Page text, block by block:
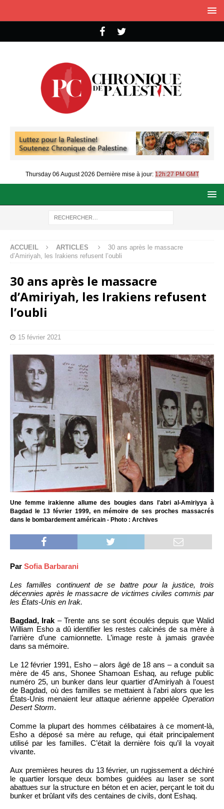
Thursday 06 August 2026 Dernière mise à jour: 12h:27 PM GMT
ACCUEIL ARTICLES
30 ans après le massacre
d’Amiriyah, les Irakiens refusent l’oubli
30 ans après le massacre
d’Amiriyah, les Irakiens refusent
l’oubli
15 février 2021
Une femme irakienne allume des bougies dans l'abri al-Amiriyya à
Bagdad le 13 février 1999, en mémoire de ses proches massacrés
dans le bombardement américain - Photo : Archives
Par Sofia Barbarani
Les familles continuent de se battre pour la justice, trois
décennies après le massacre de victimes civiles commis par
les États-Unis en Irak.
Bagdad, Irak – Trente ans se sont écoulés depuis que Walid
William Esho a dû identifier les restes calcinés de sa mère à
l’arrière d’une camionnette. L’image reste à jamais gravée
dans sa mémoire.
Le 12 février 1991, Esho – alors âgé de 18 ans – a conduit sa
mère de 45 ans, Shonee Shamoan Eshaq, au refuge public
numéro 25, un bunker dans leur quartier d’Amiriyah à l’ouest
de Bagdad, où des familles se mettaient à l’abri alors que les
États-Unis menaient leur attaque aérienne appelée Operation
Desert Storm.
Comme la plupart des hommes célibataires à ce moment-là,
Esho a déposé sa mère au refuge, qui était principalement
utilisé par les familles. C’était la dernière fois qu’il la voyait
vivante.
Aux premières heures du 13 février, un rugissement a déchiré
le quartier lorsque deux bombes guidées au laser se sont
abattues sur la structure en béton et en acier, perçant le toit du
bunker et brûlant vifs des centaines de civils, dont Eshaq.